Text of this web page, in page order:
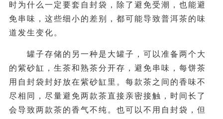
时为什么一定要套自封袋，除了避免受潮，也能避
免串味，这些细小的差别，都可能导致普洱茶的味
道发生变化。
罐子存储的另一种是大罐子，可以准备两个大
的紫砂缸，生茶和熟茶分开存，避免串味，每饼茶
用自封袋封好放在紫砂缸里。每款茶之间的香味不
尽相同，尽量避免两款茶直接亲密接触，时间长了
会导致两款茶的香气不纯。也可以不用自封袋，但